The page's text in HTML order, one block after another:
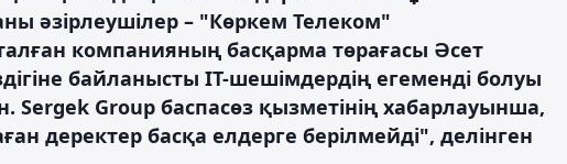
әзірлеушілер – "Көркем Телеком"
компанияның басқарма төрағасы Әсет
байланысты IT-шешімдердің егеменді болуы
Sergek Group баспасөз қызметінің хабарлауынша,
деректер басқа елдерге берілмейді", делінген